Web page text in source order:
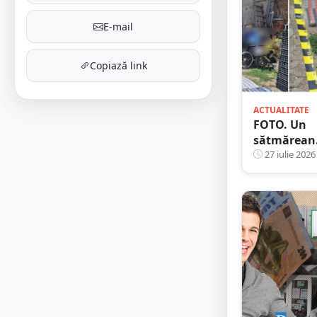
E-mail
Copiază link
ACTUALITATE
FOTO. Un
prins în
rețeaua
țigărilor
ilegale.
Mascații i-
bătut la
27 iulie 2026